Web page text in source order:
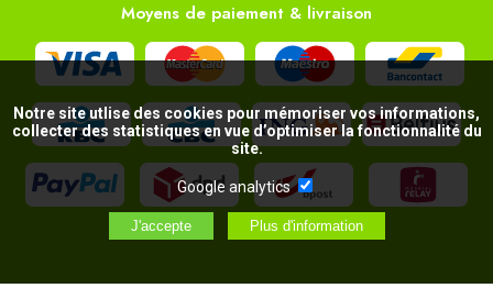
Moyens de paiement & livraison
Notre site utlise des cookies pour mémoriser vos informations,
collecter des statistiques en vue d’optimiser la fonctionnalité du
site.
Google analytics